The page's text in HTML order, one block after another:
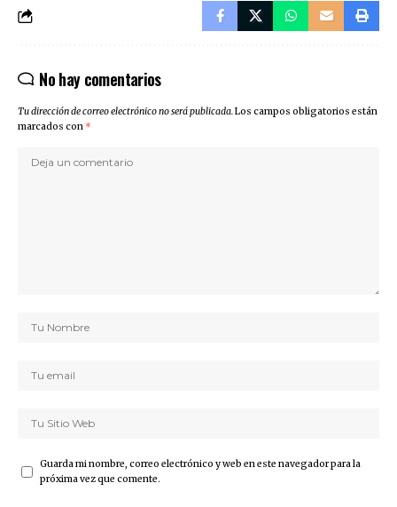
No hay comentarios
Tu dirección de correo electrónico no será publicada.Los campos obligatorios están
marcados con *
Guarda mi nombre, correo electrónico y web en este navegador para la
próxima vez que comente.